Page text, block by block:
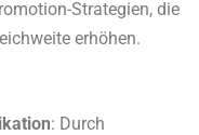
Strategien, die
erhöhen.
: Durch